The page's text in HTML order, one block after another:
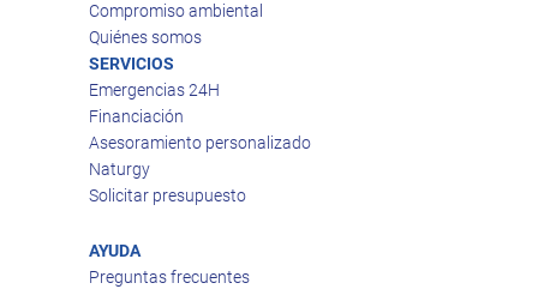
Compromiso ambiental
Quiénes somos
SERVICIOS
Emergencias 24H
Financiación
Asesoramiento personalizado
Naturgy
Solicitar presupuesto
AYUDA
Preguntas frecuentes